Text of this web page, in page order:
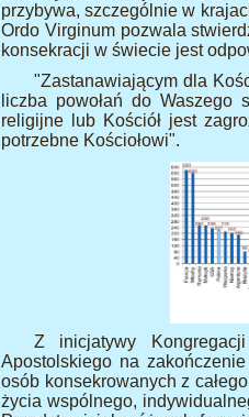
przybywa, szczególnie w
Ordo Virginum pozwala
konsekracji w świecie jest
"Zastanawiającym dla
liczba powołań do
religijne lub Kościół jest
potrzebne Kościołowi".
Z inicjatywy
Apostolskiego na
osób konsekrowanych z
życia wspólnego,